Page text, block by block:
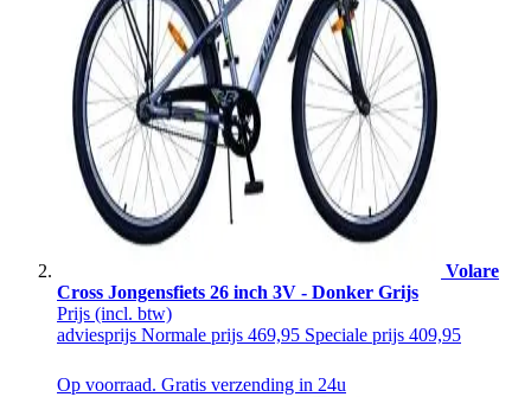
Volare
Cross Jongensfiets 26 inch 3V - Donker Grijs
Prijs (incl. btw)
adviesprijs Normale prijs 469,95 Speciale prijs 409,95
Op voorraad. Gratis verzending in 24u